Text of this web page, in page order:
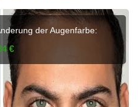
der Augenfarbe:
€